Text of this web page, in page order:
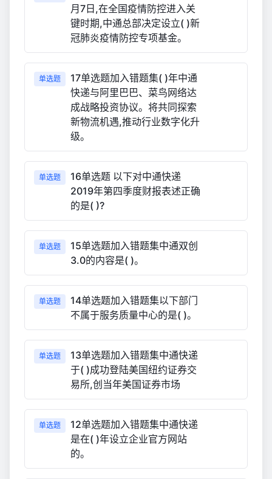
月7日,在全国疫情防控进入关
键时期,中通总部决定设立( )新
冠肺炎疫情防控专项基金。
单选题
17单选题加入错题集( )年中通
快递与阿里巴巴、菜鸟网络达
成战略投资协议。将共同探索
新物流机遇,推动行业数字化升
级。
单选题
16单选题 以下对中通快递
2019年第四季度财报表述正确
的是( )?
单选题
15单选题加入错题集中通双创
3.0的内容是( )。
单选题
14单选题加入错题集以下部门
不属于服务质量中心的是( )。
单选题
13单选题加入错题集中通快递
于( )成功登陆美国纽约证券交
易所,创当年美国证券市场
单选题
12单选题加入错题集中通快递
是在( )年设立企业官方网站
的。